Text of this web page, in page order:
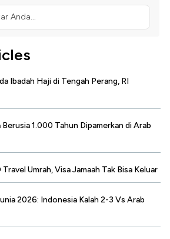
Anda...
Ibadah Haji di Tengah Perang, RI
1.000 Tahun Dipamerkan di Arab
Umrah, Visa Jamaah Tak Bisa Keluar
2026: Indonesia Kalah 2-3 Vs Arab